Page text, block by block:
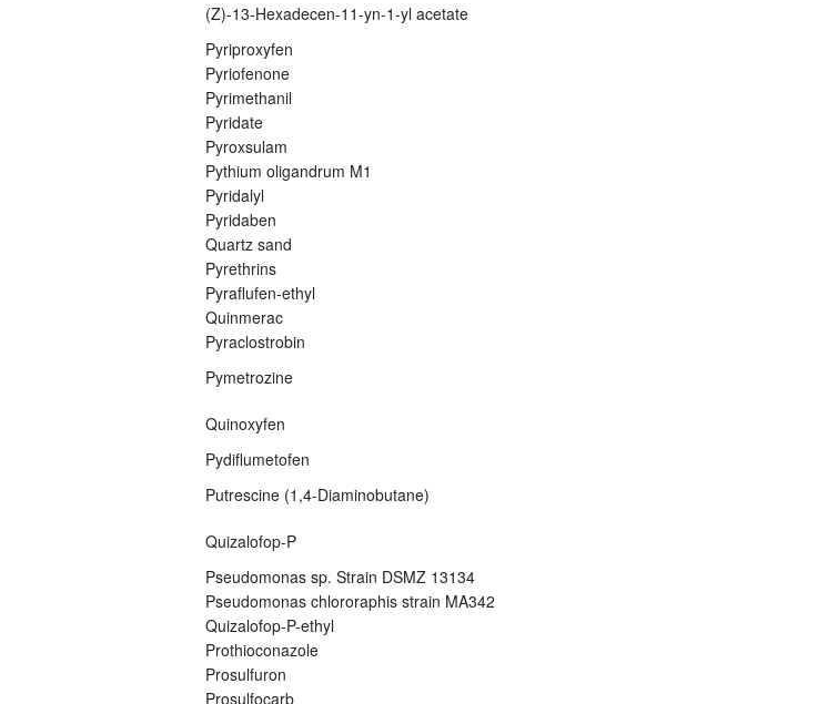
(Z)-13-Hexadecen-11-yn-1-yl acetate
Pyriproxyfen
Pyriofenone
Pyrimethanil
Pyridate
Pyroxsulam
Pythium oligandrum M1
Pyridalyl
Pyridaben
Quartz sand
Pyrethrins
Pyraflufen-ethyl
Quinmerac
Pyraclostrobin
Pymetrozine
Quinoxyfen
Pydiflumetofen
Putrescine (1,4-Diaminobutane)
Quizalofop-P
Pseudomonas sp. Strain DSMZ 13134
Pseudomonas chlororaphis strain MA342
Quizalofop-P-ethyl
Prothioconazole
Prosulfuron
Prosulfocarb